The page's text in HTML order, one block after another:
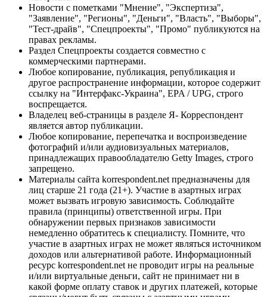
Новости с пометками "Мнение", "Экспертиза",
"Заявление", "Регионы", "Деньги", "Власть", "Выборы",
"Тест-драйв", "Спецпроекты", "Промо" публикуются на
правах рекламы.
Раздел Спецпроекты создается совместно с
коммерческими партнерами.
Любое копирование, публикация, републикация и
другое распространение информации, которое содержит
ссылку на "Интерфакс-Украина", EPA / UPG, строго
воспрещается.
Владелец веб-страницы в разделе Я- Корреспондент
является автор публикации.
Любое копирование, перепечатка и воспроизведение
фотографий и/или аудиовизуальных материалов,
принадлежащих правообладателю Getty Images, строго
запрещено.
Материалы сайта korrespondent.net предназначены для
лиц старше 21 года (21+). Участие в азартных играх
может вызвать игровую зависимость. Соблюдайте
правила (принципы) ответственной игры. При
обнаружении первых признаков зависимости
немедленно обратитесь к специалисту. Помните, что
участие в азартных играх не может являться источником
доходов или альтернативой работе. Информационный
ресурс korrespondent.net не проводит игры на реальные
и/или виртуальные деньги, сайт не принимает ни в
какой форме оплату ставок и других платежей, которые